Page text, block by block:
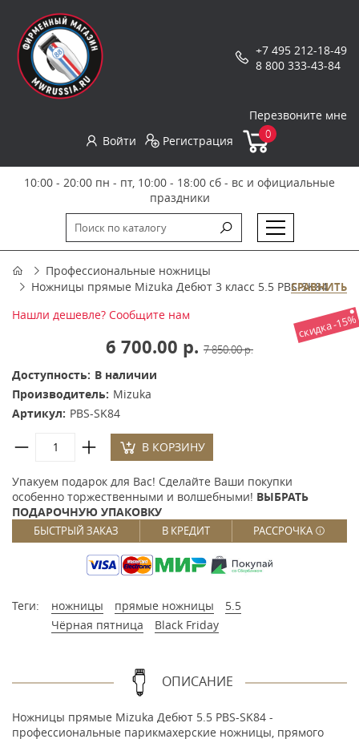
+7 495 212-18-49
8 800 333-43-84
Перезвоните мне
Войти
Регистрация 0
10:00 - 20:00 пн - пт, 10:00 - 18:00 сб - вс и официальные
праздники
Профессиональные ножницы
Ножницы прямые Mizuka Дебют 3 класс 5.5 PBS-SK84
скидка -15%
СРАВНИТЬ
Нашли дешевле? Сообщите нам
6 700.00 р. 7 850.00 р.
Доступность: В наличии
Производитель: Mizuka
Артикул: PBS-SK84
В КОРЗИНУ
Упакуем подарок для Вас! Сделайте Ваши покупки
особенно торжественными и волшебными! ВЫБРАТЬ
ПОДАРОЧНУЮ УПАКОВКУ
БЫСТРЫЙ ЗАКАЗ В КРЕДИТ РАССРОЧКА
Теги: ножницы прямые ножницы
5.5
Чёрная пятница
Black Friday
ОПИСАНИЕ
Ножницы прямые Mizuka Дебют 5.5 PBS-SK84 -
профессиональные парикмахерские ножницы, прямого